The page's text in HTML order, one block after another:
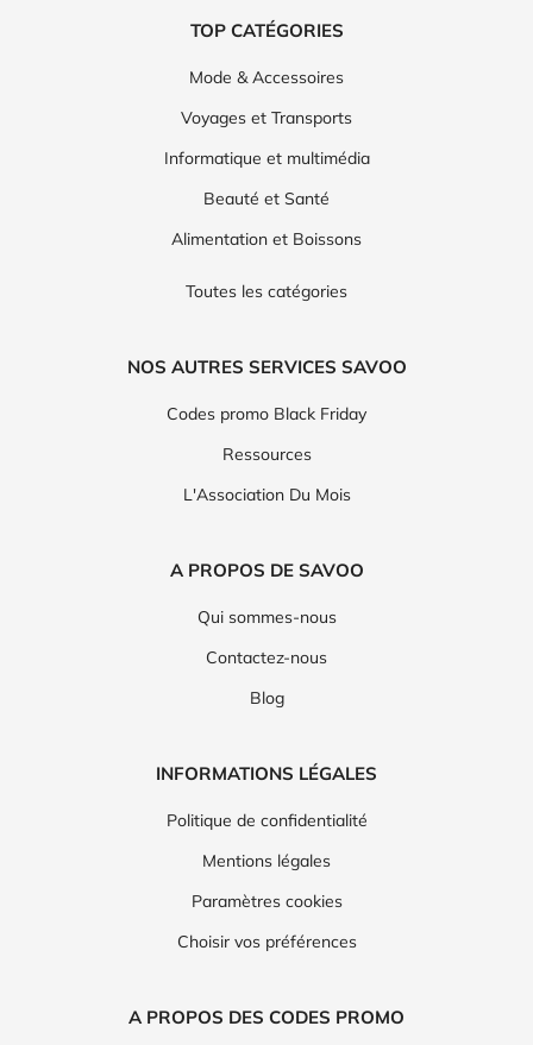
TOP CATÉGORIES
Mode & Accessoires
Voyages et Transports
Informatique et multimédia
Beauté et Santé
Alimentation et Boissons
Toutes les catégories
NOS AUTRES SERVICES SAVOO
Codes promo Black Friday
Ressources
L'Association Du Mois
A PROPOS DE SAVOO
Qui sommes-nous
Contactez-nous
Blog
INFORMATIONS LÉGALES
Politique de confidentialité
Mentions légales
Paramètres cookies
Choisir vos préférences
A PROPOS DES CODES PROMO